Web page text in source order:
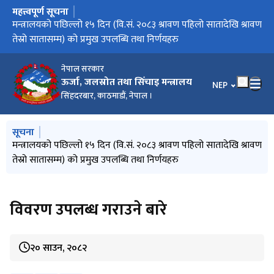
नेपाल सरकार
ऊर्जा, जलस्रोत तथा सिँचाइ मन्त्रालय
सिंहदरबार, काठमाडौं, नेपाल ।
भाषा चयन गर्नुहोस्
NEP
मुख्य नेभिगेसनमा जानुहोस्
महत्त्वपूर्ण सूचना
मिति २०८३/०३/३२ को निर्णयानुसार मन्त्रालय अन्तर्गतका निकायहरुको
स्वीकृत संगठन संरचना
मन्त्रालयको पछिल्लो १५ दिन (वि.सं. २०८३ श्रावण पहिलो सातादेखि श्रावण
तेस्रो सातासम्म) को प्रमुख उपलब्धि तथा निर्णयहरु
विद्युत सेवा सम्बन्धी गुनासो सम्बोधन गर्ने व्यवस्था मिलाइएको सम्बन्धमा
गुनासो सम्बोधन गर्ने व्यवस्था मिलाइएको सम्बन्धमा
वार्षिक विकास कार्यक्रम (आ.व. २०८३/८४)
मुख्य नेभिगेसनमा जानुहोस्
सूचना
मिति २०८३/०३/३२ को निर्णयानुसार मन्त्रालय अन्तर्गतका निकायहरुको
स्वीकृत संगठन संरचना
मन्त्रालयको पछिल्लो १५ दिन (वि.सं. २०८३ श्रावण पहिलो सातादेखि श्रावण
तेस्रो सातासम्म) को प्रमुख उपलब्धि तथा निर्णयहरु
विद्युत सेवा सम्बन्धी गुनासो सम्बोधन गर्ने व्यवस्था मिलाइएको सम्बन्धमा
गुनासो सम्बोधन गर्ने व्यवस्था मिलाइएको सम्बन्धमा
वार्षिक विकास कार्यक्रम (आ.व. २०८३/८४)
विवरण उपलब्ध गराउने बारे
२० साउन, २०८२